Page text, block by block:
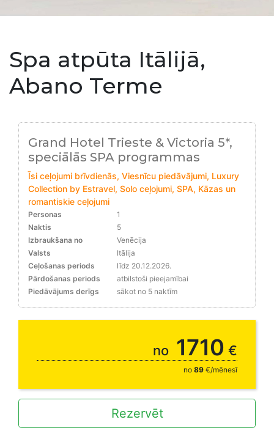
Spa atpūta Itālijā,
Abano Terme
Grand Hotel Trieste & Victoria 5*,
speciālās SPA programmas
Īsi ceļojumi brīvdienās, Viesnīcu piedāvājumi, Luxury
Collection by Estravel, Solo ceļojumi, SPA, Kāzas un
romantiskie ceļojumi
Personas
1
Naktis
5
Izbraukšana no
Venēcija
Valsts
Itālija
Ceļošanas periods
līdz 20.12.2026.
Pārdošanas periods
atbilstoši pieejamībai
Piedāvājums derīgs
sākot no 5 naktīm
no 1710 €
no 89 €/mēnesī
Rezervēt